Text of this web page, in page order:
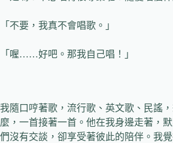
「不要，我真不會唱歌。」
「喔……好吧。那我自己唱！」
我隨口哼著歌，流行歌、英文歌、民謠
麼，一首接著一首。他在我身邊走著，
們沒有交談，卻享受著彼此的陪伴。我